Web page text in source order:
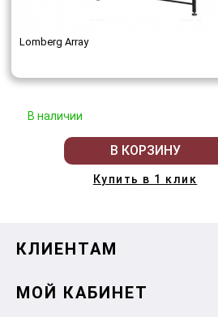
Lomberg Array
В наличии
В КОРЗИНУ
Купить в 1 клик
КЛИЕНТАМ
МОЙ КАБИНЕТ